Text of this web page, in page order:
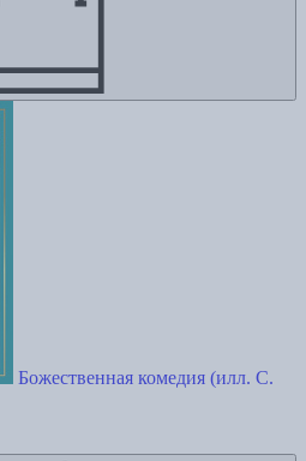
Божественная комедия (илл. С.